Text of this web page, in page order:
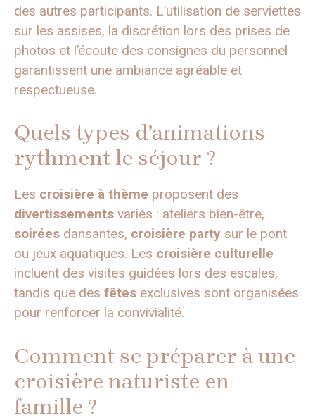
des autres participants. L’utilisation de serviettes
sur les assises, la discrétion lors des prises de
photos et l’écoute des consignes du personnel
garantissent une ambiance agréable et
respectueuse.
Quels types d’animations
rythment le séjour ?
Les croisière à thème proposent des
divertissements variés : ateliers bien-être,
soirées dansantes, croisière party sur le pont
ou jeux aquatiques. Les croisière culturelle
incluent des visites guidées lors des escales,
tandis que des fêtes exclusives sont organisées
pour renforcer la convivialité.
Comment se préparer à une
croisière naturiste en
famille ?